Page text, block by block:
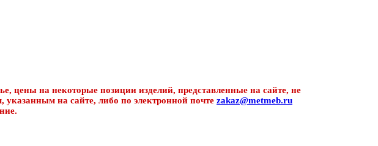
цены на некоторые позиции изделий, представленные на сайте, не
на сайте, либо по электронной почте zakaz@metmeb.ru